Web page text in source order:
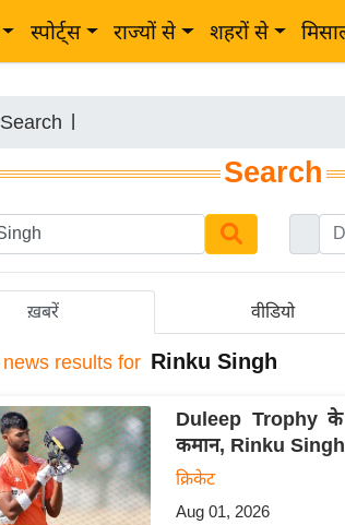
स्पोर्ट्स राज्यों से शहरों से
Search
Search
ख़बरें वीडियो
news results for Rinku Singh
Duleep Trophy
कमान, Rinku
क्रिकेट
Aug 01, 2026